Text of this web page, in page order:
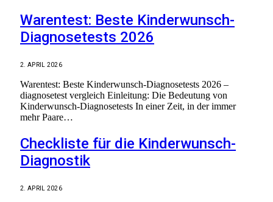
Warentest: Beste Kinderwunsch-
Diagnosetests 2026
2. APRIL 2026
Warentest: Beste Kinderwunsch-Diagnosetests 2026 –
diagnosetest vergleich Einleitung: Die Bedeutung von
Kinderwunsch-Diagnosetests In einer Zeit, in der immer
mehr Paare…
Checkliste für die Kinderwunsch-
Diagnostik
2. APRIL 2026